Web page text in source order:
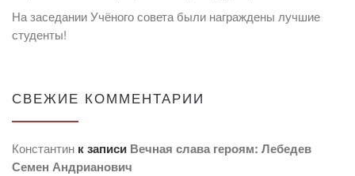
На заседании Учёного совета были награждены лучшие
студенты!
СВЕЖИЕ КОММЕНТАРИИ
Константин к записи Вечная слава героям: Лебедев
Семен Андрианович